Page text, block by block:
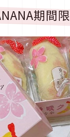
期間